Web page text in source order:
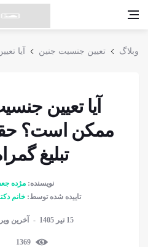
وبلاگ تعیین جنسیت جنین آیا
آیا تعیین
ممکن است؟
تبلیغ
نویسنده: مژده
تاییده شده توسط: خانم
15 تیر 1405 آخرین ویرایش:
1369